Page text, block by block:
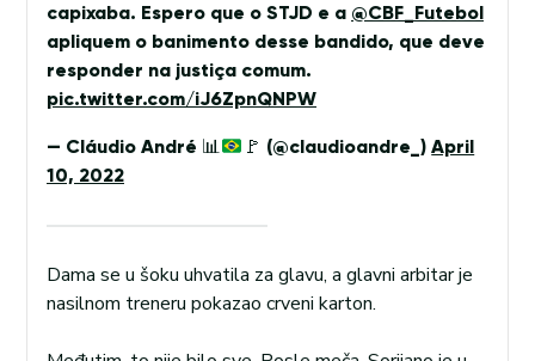
capixaba. Espero que o STJD e a @CBF_Futebol
apliquem o banimento desse bandido, que deve
responder na justiça comum.
pic.twitter.com/iJ6ZpnQNPW
— Cláudio André 📊 🚩 (@claudioandre_)April
10, 2022
Dama se u šoku uhvatila za glavu, a glavni arbitar je
nasilnom treneru pokazao crveni karton.